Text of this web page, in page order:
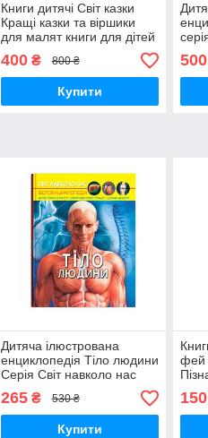
Книги дитячі Світ казки
Кращі казки та віршики
для малят книги для дітей
українською мовою
Белкар-книга
400₴ 800 ₴
Купити
4
500
Дитяча ілюстрована
енциклопедія Тіло людини
Серія Світ навколо нас
Кристал Бук Пізнавальні
книги та енциклопедії для
дітей
265₴ 530 ₴
Купити
фей
150